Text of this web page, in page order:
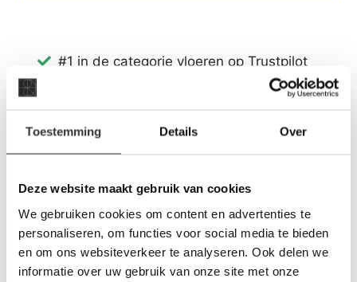
Toestemming Details Over
Deze website maakt gebruik van cookies
We gebruiken cookies om content en advertenties te
personaliseren, om functies voor social media te bieden
en om ons websiteverkeer te analyseren. Ook delen we
informatie over uw gebruik van onze site met onze
#1 in de categorie vloeren op Trustpilot
Binnen 24 uur een passende offerte
Meer dan 500 m2 showroom